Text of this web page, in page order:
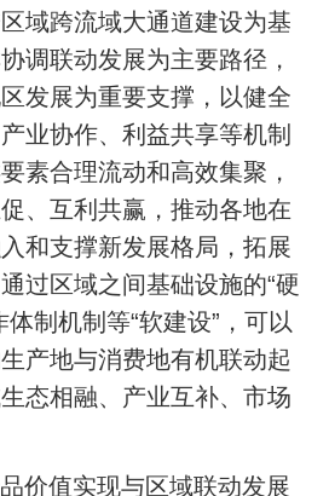
域跨流域大通道建设为基
调联动发展为主要路径，
发展为重要支撑，以健全
业协作、利益共享等机制
素合理流动和高效集聚，
、互利共赢，推动各地在
和支撑新发展格局，拓展
过区域之间基础设施的“硬
制机制等“软建设”，可以
产地与消费地有机联动起
态相融、产业互补、市场
价值实现与区域联动发展